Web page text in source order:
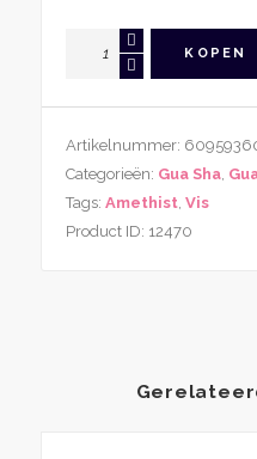
Vis
aantal
KOPEN
Artikelnummer:
Categorieën: Gua Sha,
Tags: Amethist, Vis
Product ID: 12470